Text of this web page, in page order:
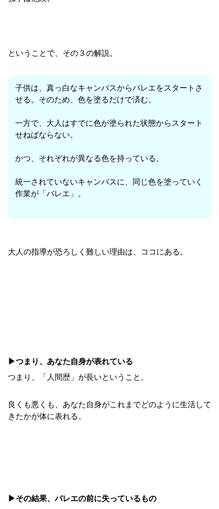
ということで、その３の解説。
子供は、真っ白なキャンバスからバレエをスタートさ
せる。そのため、色を塗るだけで済む。
一方で、大人はすでに色が塗られた状態からスタート
せねばならない。
かつ、それぞれが異なる色を持っている。
統一されていないキャンバスに、同じ色を塗っていく
作業が「バレエ」。
大人の指導が恐ろしく難しい理由は、ココにある。
▶︎つまり、あなた自身が表れている
つまり、「人間歴」が長いということ。
良くも悪くも、あなた自身がこれまでどのように生活して
きたかが体に表れる。
▶︎その結果、バレエの前に失っているもの